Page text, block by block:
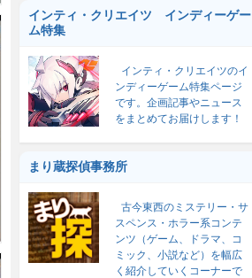
インティ・クリエイツ インディーゲー
ム特集
インティ・クリエイツのイ
ンディーゲーム特集ページ
です。企画記事やニュース
をまとめてお届けします！
まり蔵探偵事務所
古今東西のミステリー・サ
スペンス・ホラー系コンテ
ンツ（ゲーム、ドラマ、コ
ミック、小説など）を幅広
く紹介していくコーナーで